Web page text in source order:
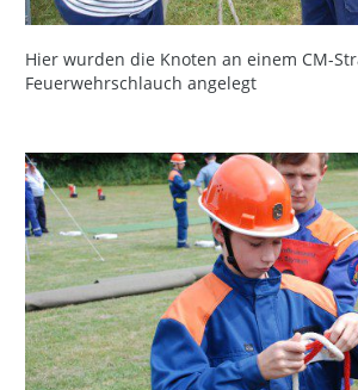
Hier wurden die Knoten an einem CM-
Feuerwehrschlauch angelegt